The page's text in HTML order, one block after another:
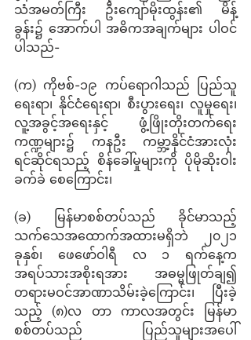
သံအမတ်ကြီး ဦးကျော်မိုးထွန်း၏ မိန့်
ခွန်း၌ အောက်ပါ အဓိကအချက်များ ပါဝင်
ပါသည်-
(က) ကိုဗစ်-၁၉ ကပ်ရောဂါသည် ပြည်သူ
ရေးရာ၊ နိုင်ငံရေးရာ၊ စီးပွားရေး၊ လူမှုရေး၊
လူ့အခွင့်အရေးနှင့် ဖွံ့ဖြိုးတိုးတက်ရေး
ကဏ္ဍများ၌ ကနဦး ကမ္ဘာ့နိုင်ငံအားလုံး
ရင်ဆိုင်ရသည့် စိန်ခေါ်မှုများကို ပိုမိုဆိုးဝါး
ခက်ခဲ စေကြောင်း၊
(ခ) မြန်မာစစ်တပ်သည် ခိုင်မာသည့်
သက်သေအထောက်အထားမရှိဘဲ ၂၀၂၁
ခုနှစ်၊ ဖေဖော်ဝါရီ လ ၁ ရက်နေ့က
အရပ်သားအစိုးရအား အဓမ္မဖြုတ်ချ၍
တရားမဝင်အာဏာသိမ်းခဲ့ကြောင်း၊ ပြီးခဲ့
သည့် (၈)လ တာ ကာလအတွင်း မြန်မာ
စစ်တပ်သည် ပြည်သူများအပေါ်